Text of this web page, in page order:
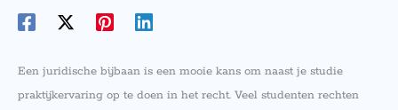
Een juridische bijbaan is een mooie kans om naast je studie
praktijkervaring op te doen in het recht. Veel studenten rechten